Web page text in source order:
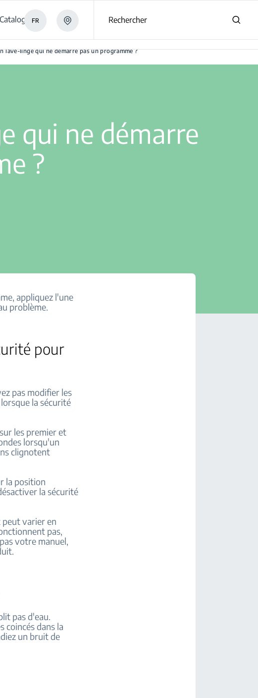
Catalogues
FR Rechercher
lave-linge qui ne démarre pas un programme ?
qui ne démarre
?
?
appliquez l'une
problème.
pour
pas modifier les
la sécurité
les premier et
lorsqu'un
clignotent
la position
la sécurité
varier en
pas,
votre manuel,
pas d'eau.
coincés dans la
un bruit de